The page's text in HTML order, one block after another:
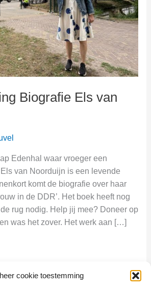
cookie toestemming
Biografie Els van
Edenhal waar vroeger een
van Noorduijn is een levende
komt de biografie over haar
in de DDR’. Het boek heeft nog
rug nodig. Help jij mee? Doneer op
was het zover. Het werk aan […]